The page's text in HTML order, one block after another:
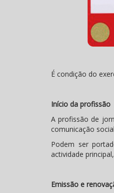
É condição do
Início da profissão
A profissão de
comunicação
Podem ser
actividade
Emissão e